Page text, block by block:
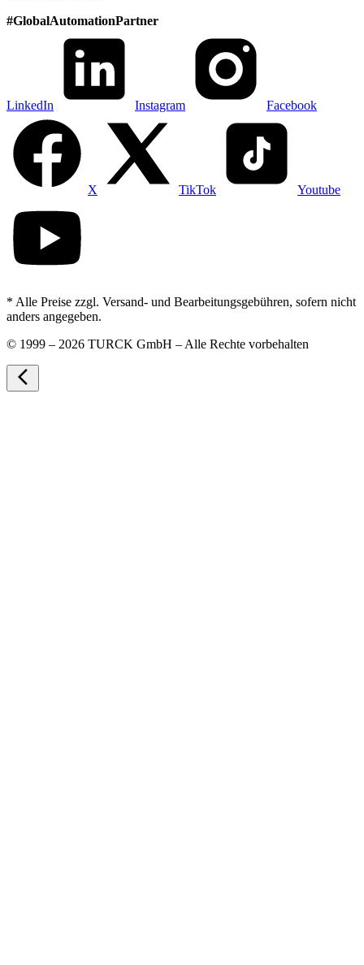
#GlobalAutomationPartner
LinkedIn Instagram Facebook
X TikTok Youtube
* Alle Preise zzgl. Versand- und Bearbeitungsgebühren, sofern nicht
anders angegeben.
© 1999 – 2026 TURCK GmbH – Alle Rechte vorbehalten
arrow_back_ios_new